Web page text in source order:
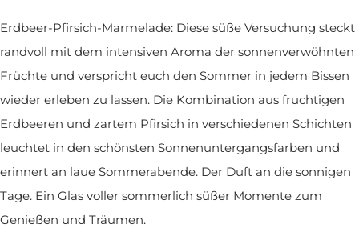
Erdbeer-Pfirsich-Marmelade: Diese süße Versuchung steckt
randvoll mit dem intensiven Aroma der sonnenverwöhnten
Früchte und verspricht euch den Sommer in jedem Bissen
wieder erleben zu lassen. Die Kombination aus fruchtigen
Erdbeeren und zartem Pfirsich in verschiedenen Schichten
leuchtet in den schönsten Sonnenuntergangsfarben und
erinnert an laue Sommerabende. Der Duft an die sonnigen
Tage. Ein Glas voller sommerlich süßer Momente zum
Genießen und Träumen.